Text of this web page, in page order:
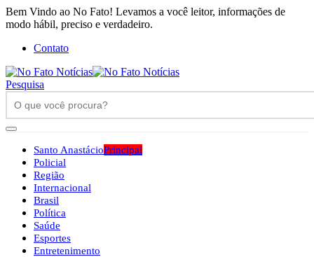
Bem Vindo ao No Fato! Levamos a você leitor, informações de
modo hábil, preciso e verdadeiro.
Contato
Pesquisa
Santo AnastácioPrincipal
Policial
Região
Internacional
Brasil
Política
Saúde
Esportes
Entretenimento